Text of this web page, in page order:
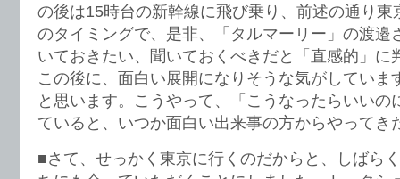
の後は15時台の新幹線に飛び乗り、前述の通り東
のタイミングで、是非、「タルマーリー」の渡邉
いておきたい、聞いておくべきだと「直感的」に
この後に、面白い展開になりそうな気がしていま
と思います。こうやって、「こうなったらいいの
ていると、いつか面白い出来事の方からやってき
■さて、せっかく東京に行くのだからと、しばら